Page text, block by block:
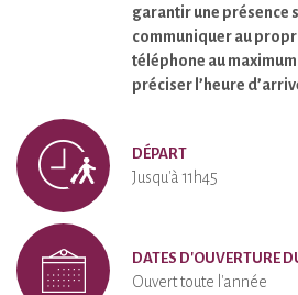
garantir une présence
communiquer au
téléphone au maximum
préciser l’heure
DÉPART
Jusqu'à 11h45
DATES D'OUVERTURE
Ouvert toute l'année